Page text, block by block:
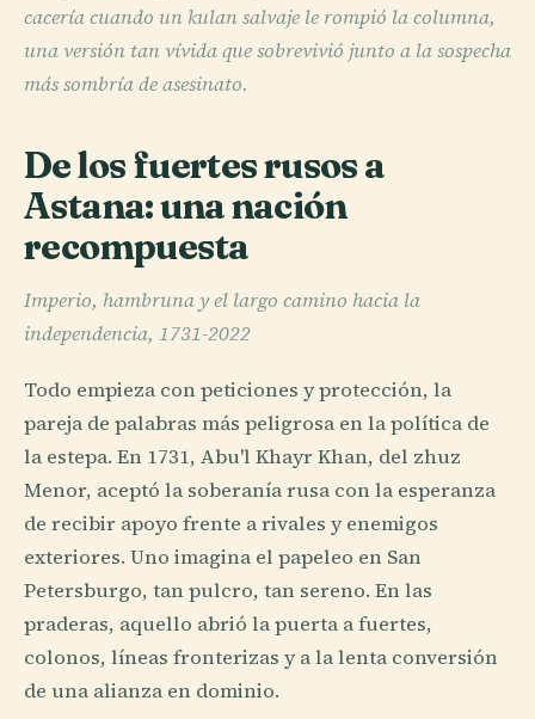
cacería cuando un kulan salvaje le rompió la columna,
una versión tan vívida que sobrevivió junto a la sospecha
más sombría de asesinato.
De los fuertes rusos a
Astana: una nación
recompuesta
Imperio, hambruna y el largo camino hacia la
independencia, 1731-2022
Todo empieza con peticiones y protección, la
pareja de palabras más peligrosa en la política de
la estepa. En 1731, Abu'l Khayr Khan, del zhuz
Menor, aceptó la soberanía rusa con la esperanza
de recibir apoyo frente a rivales y enemigos
exteriores. Uno imagina el papeleo en San
Petersburgo, tan pulcro, tan sereno. En las
praderas, aquello abrió la puerta a fuertes,
colonos, líneas fronterizas y a la lenta conversión
de una alianza en dominio.